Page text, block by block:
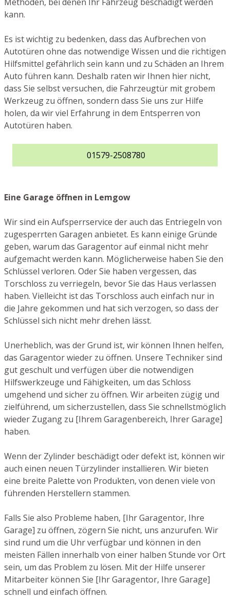
kann.
Es ist wichtig zu bedenken, dass das Aufbrechen von
Autotüren ohne das notwendige Wissen und die richtigen
Hilfsmittel gefährlich sein kann und zu Schäden an Ihrem
Auto führen kann. Deshalb raten wir Ihnen hier nicht,
dass Sie selbst versuchen, die Fahrzeugtür mit grobem
Werkzeug zu öffnen, sondern dass Sie uns zur Hilfe
holen, da wir viel Erfahrung in dem Entsperren von
Autotüren haben.
01579-2508780
Eine Garage öffnen in Lemgow
Wir sind ein Aufsperrservice der auch das Entriegeln von
zugesperrten Garagen anbietet. Es kann einige Gründe
geben, warum das Garagentor auf einmal nicht mehr
aufgemacht werden kann. Möglicherweise haben Sie den
Schlüssel verloren. Oder Sie haben vergessen, das
Torschloss zu verriegeln, bevor Sie das Haus verlassen
haben. Vielleicht ist das Torschloss auch einfach nur in
die Jahre gekommen und hat sich verzogen, so dass der
Schlüssel sich nicht mehr drehen lässt.
Unerheblich, was der Grund ist, wir können Ihnen helfen,
das Garagentor wieder zu öffnen. Unsere Techniker sind
gut geschult und verfügen über die notwendigen
Hilfswerkzeuge und Fähigkeiten, um das Schloss
umgehend und sicher zu öffnen. Wir arbeiten zügig und
zielführend, um sicherzustellen, dass Sie schnellstmöglich
wieder Zugang zu [Ihrem Garagenbereich, Ihrer Garage]
haben.
Wenn der Zylinder beschädigt oder defekt ist, können wir
auch einen neuen Türzylinder installieren. Wir bieten
eine breite Palette von Produkten, von denen viele von
führenden Herstellern stammen.
Falls Sie also Probleme haben, [Ihr Garagentor, Ihre
Garage] zu öffnen, zögern Sie nicht, uns anzurufen. Wir
sind rund um die Uhr verfügbar und können in den
meisten Fällen innerhalb von einer halben Stunde vor Ort
sein, um das Problem zu lösen. Mit der Hilfe unserer
Mitarbeiter können Sie [Ihr Garagentor, Ihre Garage]
schnell und einfach öffnen.